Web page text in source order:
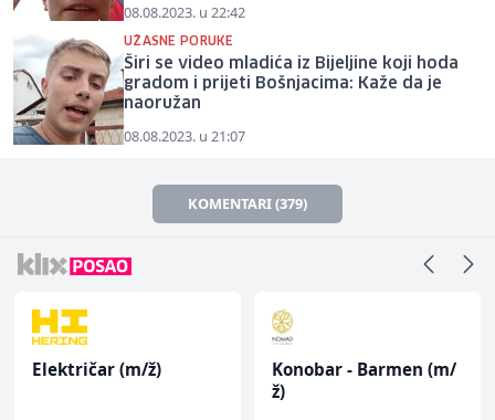
08.08.2023. u 22:42
UŽASNE PORUKE
Širi se video mladića iz Bijeljine koji hoda
gradom i prijeti Bošnjacima: Kaže da je
naoružan
08.08.2023. u 21:07
KOMENTARI (379)
Električar (m/ž)
Konobar - Barmen (m/
ž)